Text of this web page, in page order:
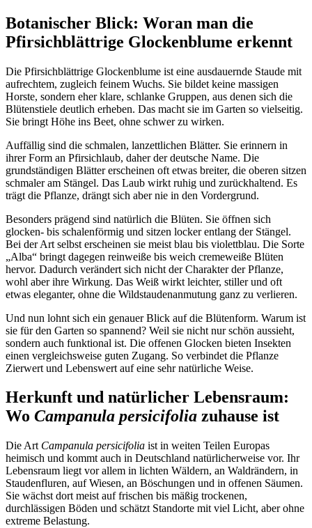
Botanischer Blick: Woran man die
Pfirsichblättrige Glockenblume erkennt
Die Pfirsichblättrige Glockenblume ist eine ausdauernde Staude mit
aufrechtem, zugleich feinem Wuchs. Sie bildet keine massigen
Horste, sondern eher klare, schlanke Gruppen, aus denen sich die
Blütenstiele deutlich erheben. Das macht sie im Garten so vielseitig.
Sie bringt Höhe ins Beet, ohne schwer zu wirken.
Auffällig sind die schmalen, lanzettlichen Blätter. Sie erinnern in
ihrer Form an Pfirsichlaub, daher der deutsche Name. Die
grundständigen Blätter erscheinen oft etwas breiter, die oberen sitzen
schmaler am Stängel. Das Laub wirkt ruhig und zurückhaltend. Es
trägt die Pflanze, drängt sich aber nie in den Vordergrund.
Besonders prägend sind natürlich die Blüten. Sie öffnen sich
glocken- bis schalenförmig und sitzen locker entlang der Stängel.
Bei der Art selbst erscheinen sie meist blau bis violettblau. Die Sorte
„Alba“ bringt dagegen reinweiße bis weich cremeweiße Blüten
hervor. Dadurch verändert sich nicht der Charakter der Pflanze,
wohl aber ihre Wirkung. Das Weiß wirkt leichter, stiller und oft
etwas eleganter, ohne die Wildstaudenanmutung ganz zu verlieren.
Und nun lohnt sich ein genauer Blick auf die Blütenform. Warum ist
sie für den Garten so spannend? Weil sie nicht nur schön aussieht,
sondern auch funktional ist. Die offenen Glocken bieten Insekten
einen vergleichsweise guten Zugang. So verbindet die Pflanze
Zierwert und Lebenswert auf eine sehr natürliche Weise.
Herkunft und natürlicher Lebensraum:
Wo Campanula persicifolia zuhause ist
Die Art Campanula persicifolia ist in weiten Teilen Europas
heimisch und kommt auch in Deutschland natürlicherweise vor. Ihr
Lebensraum liegt vor allem in lichten Wäldern, an Waldrändern, in
Staudenfluren, auf Wiesen, an Böschungen und in offenen Säumen.
Sie wächst dort meist auf frischen bis mäßig trockenen,
durchlässigen Böden und schätzt Standorte mit viel Licht, aber ohne
extreme Belastung.